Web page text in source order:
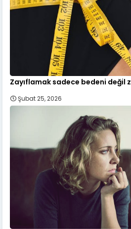
Zayıflamak sadece bedeni değil
Şubat 25, 2026